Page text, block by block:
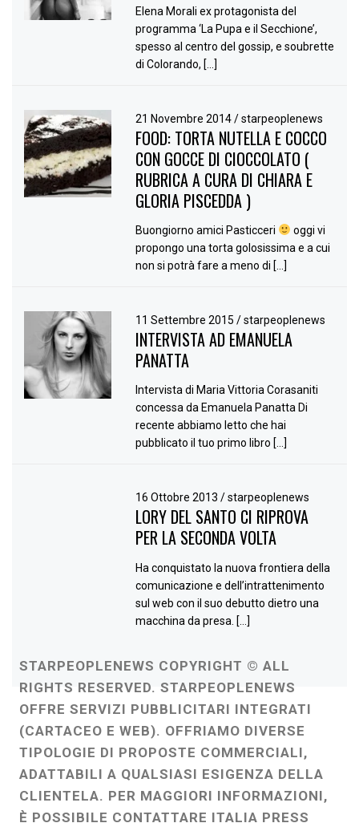
Elena Morali ex protagonista del
programma ‘La Pupa e il Secchione’,
spesso al centro del gossip, e soubrette
di Colorando, […]
21 Novembre 2014/ starpeoplenews
FOOD: TORTA NUTELLA E COCCO
CON GOCCE DI CIOCCOLATO (
RUBRICA A CURA DI CHIARA E
GLORIA PISCEDDA )
Buongiorno amici Pasticceri
oggi vi
propongo una torta golosissima e a cui
non si potrà fare a meno di […]
11 Settembre 2015/ starpeoplenews
INTERVISTA AD EMANUELA
PANATTA
Intervista di Maria Vittoria Corasaniti
concessa da Emanuela Panatta Di
recente abbiamo letto che hai
pubblicato il tuo primo libro […]
16 Ottobre 2013/ starpeoplenews
LORY DEL SANTO CI RIPROVA
PER LA SECONDA VOLTA
Ha conquistato la nuova frontiera della
comunicazione e dell’intrattenimento
sul web con il suo debutto dietro una
macchina da presa. […]
STARPEOPLENEWS COPYRIGHT © ALL
RIGHTS RESERVED. STARPEOPLENEWS
OFFRE SERVIZI PUBBLICITARI INTEGRATI
(CARTACEO E WEB). OFFRIAMO DIVERSE
TIPOLOGIE DI PROPOSTE COMMERCIALI,
ADATTABILI A QUALSIASI ESIGENZA DELLA
CLIENTELA. PER MAGGIORI INFORMAZIONI,
È POSSIBILE CONTATTARE ITALIA PRESS